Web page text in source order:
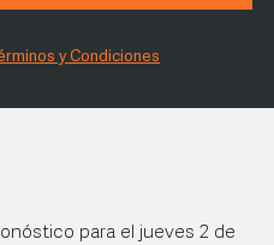
y Condiciones
para el jueves 2 de